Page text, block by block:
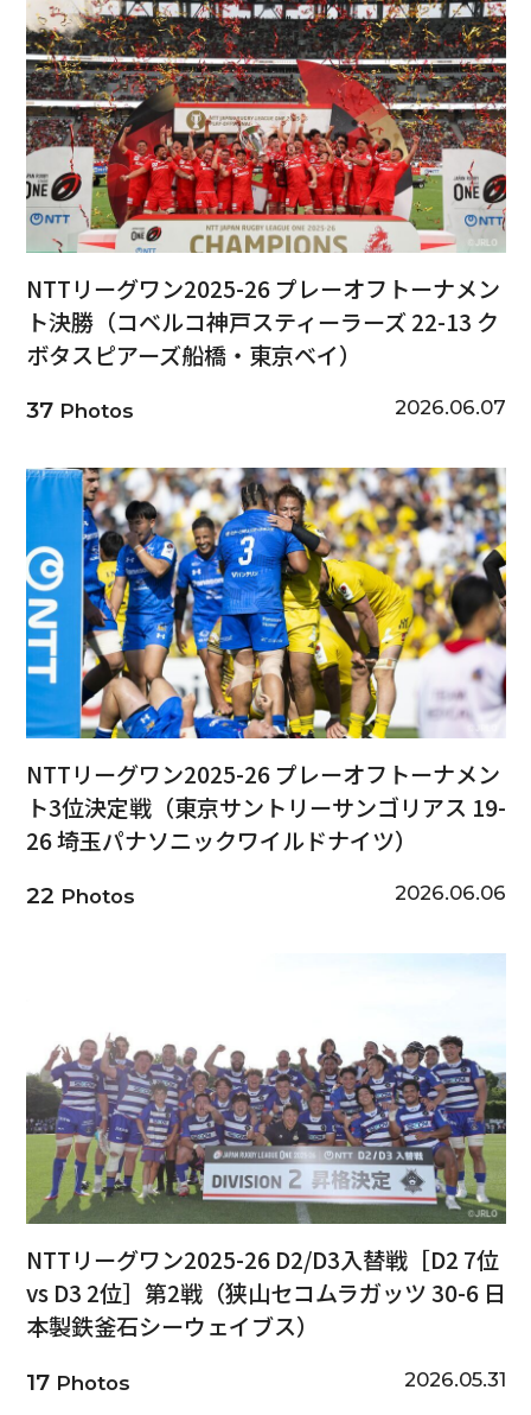
NTTリーグワン2025-26 プレーオフトーナメン
ト決勝（コベルコ神戸スティーラーズ 22-13 ク
ボタスピアーズ船橋・東京ベイ）
37Photos 2026.06.07
NTTリーグワン2025-26 プレーオフトーナメン
ト3位決定戦（東京サントリーサンゴリアス 19-
26 埼玉パナソニックワイルドナイツ）
22 Photos 2026.06.06
NTTリーグワン2025-26 D2/D3入替戦［D2 7位
vs D3 2位］第2戦（狭山セコムラガッツ 30-6 日
本製鉄釜石シーウェイブス）
17Photos 2026.05.31